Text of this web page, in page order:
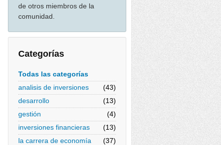
de otros miembros de la
comunidad.
Categorías
Todas las categorías
analisis de inversiones
(43)
desarrollo
(13)
gestión
(4)
inversiones financieras
(13)
la carrera de economía
(37)